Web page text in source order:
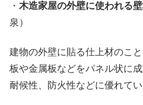
・ 木造家屋の外壁に使われる壁
泉）
建物の外壁に貼る仕上材のこ
板や金属板などをパネル状に
耐候性、防火性などに優れてい